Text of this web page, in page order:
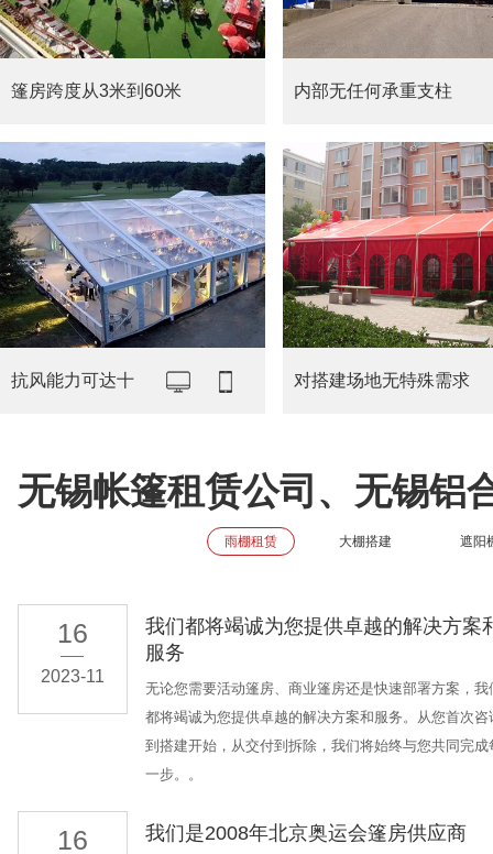
篷房跨度从3米到60米 内部无任何承重支柱
抗风能力可达十 对搭建场地无特殊需求
无锡帐篷租赁公司、无锡铝
雨棚租赁 大棚搭建 遮阳
16
2023-11
我们都将竭诚为您提供卓越的解决方案
服务
无论您需要活动篷房、商业篷房还是快速部署方案，我
都将竭诚为您提供卓越的解决方案和服务。从您首次咨
到搭建开始，从交付到拆除，我们将始终与您共同完成
一步。。
16 我们是2008年北京奥运会篷房供应商